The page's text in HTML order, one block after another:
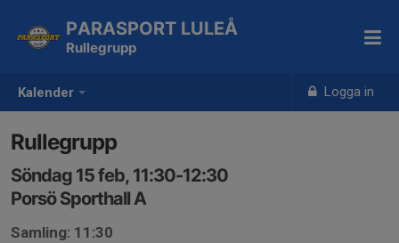
Kalender Logga in
PARASPORT LULEÅ
Rullegrupp
Rullegrupp
Söndag 15 feb, 11:30-12:30
Porsö Sporthall A
Samling: 11:30